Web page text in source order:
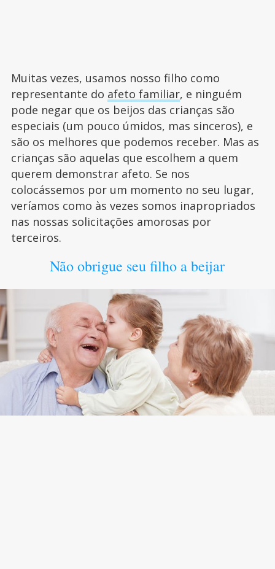
Muitas vezes, usamos nosso filho como
representante do afeto familiar, e ninguém
pode negar que os beijos das crianças são
especiais (um pouco úmidos, mas sinceros), e
são os melhores que podemos receber. Mas as
crianças são aquelas que escolhem a quem
querem demonstrar afeto. Se nos
colocássemos por um momento no seu lugar,
veríamos como às vezes somos inapropriados
nas nossas solicitações amorosas por
terceiros.
Não obrigue seu filho a beijar